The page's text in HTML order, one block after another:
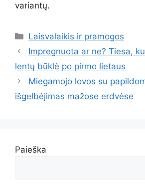
variantų.
Kategorijos
Laisvalaikis ir pramogos
Impregnuota ar ne? Tiesa,
lentų būklė po pirmo lietaus
Miegamojo lovos su
išgelbėjimas mažose erdvėse
Paieška